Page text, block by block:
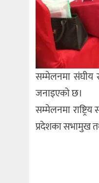
सम्मेलनमा संघीय
जनाइएको छ।
सम्मेलनमा
प्रदेशका सभामुख